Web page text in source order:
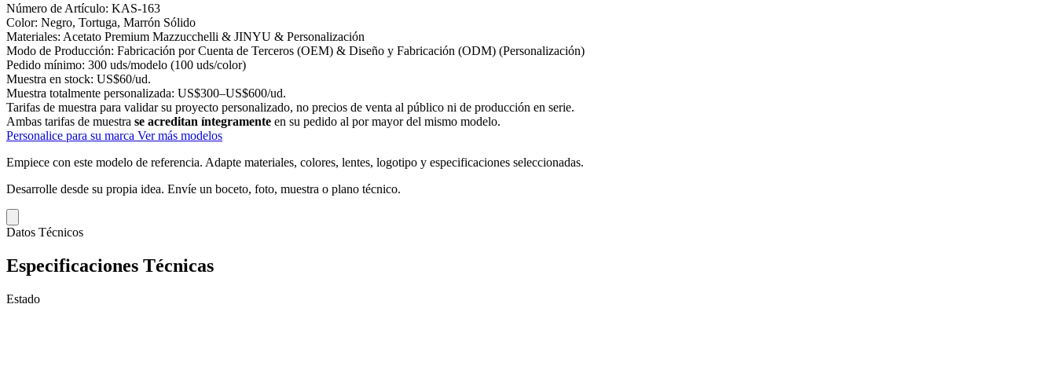
Número de Artículo: KAS-163
Color: Negro, Tortuga, Marrón Sólido
Materiales: Acetato Premium Mazzucchelli & JINYU & Personalización
Modo de Producción: Fabricación por Cuenta de Terceros (OEM) & Diseño y Fabricación (ODM) (Personalización)
Pedido mínimo: 300 uds/modelo (100 uds/color)
Muestra en stock: US$60/ud.
Muestra totalmente personalizada: US$300–US$600/ud.
Tarifas de muestra para validar su proyecto personalizado, no precios de venta al público ni de producción en serie.
Ambas tarifas de muestra se acreditan íntegramente en su pedido al por mayor del mismo modelo.
Personalice para su marca Ver más modelos
Empiece con este modelo de referencia. Adapte materiales, colores, lentes, logotipo y especificaciones seleccionadas.
Desarrolle desde su propia idea. Envíe un boceto, foto, muestra o plano técnico.
Datos Técnicos
Especificaciones Técnicas
Estado